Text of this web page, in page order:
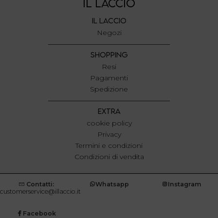
IL LACCIO
IL LACCIO
Negozi
SHOPPING
Resi
Pagamenti
Spedizione
EXTRA
cookie policy
Privacy
Termini e condizioni
Condizioni di vendita
Contatti:
customerservice@illaccio.it
Whatsapp Instagram
Facebook